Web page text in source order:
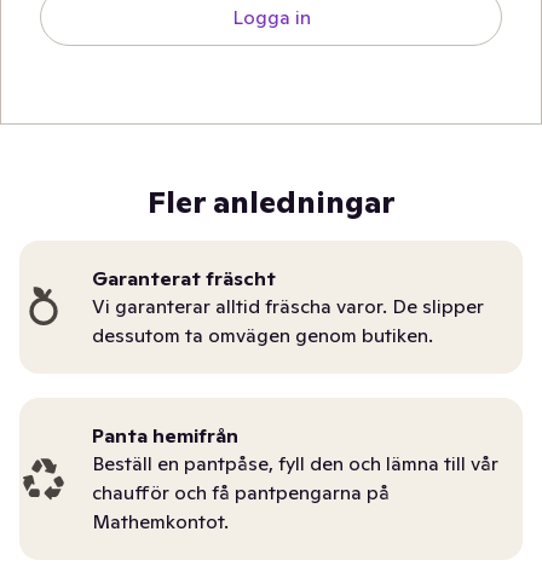
Logga in
Fler anledningar
Garanterat fräscht
Vi garanterar alltid fräscha varor. De slipper
dessutom ta omvägen genom butiken.
Panta hemifrån
Beställ en pantpåse, fyll den och lämna till vår
chaufför och få pantpengarna på
Mathemkontot.